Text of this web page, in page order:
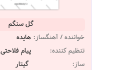
گل سنگم
خواننده / آهنگساز: هایده
تنظیم کننده:
پیام فلاحتی
ساز:
گیتار